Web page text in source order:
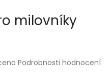
milovníky
Podrobnosti hodnocení